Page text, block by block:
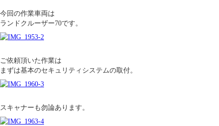
今回の作業車両は
ランドクルーザー70です。
ご依頼頂いた作業は
まずは基本のセキュリティシステムの取付。
スキャナーも勿論あります。